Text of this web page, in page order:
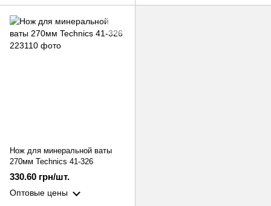
Нож для минеральной ваты
270мм Technics 41-326
330.60 грн/шт.
Оптовые цены